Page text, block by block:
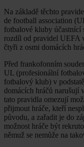
Na základě těchto
de football association
fotbalové kluby
rozdíl od pravidel UEFA
čtyři z osmi domácích
Před frankofonním
UL (profesionální
fotbalový klub) v
domácích hráčů
tato pravidla omezují
přijmout hráče, kteří
původu, a zařadit je do
možnost hráče být
němuž se nemůže na